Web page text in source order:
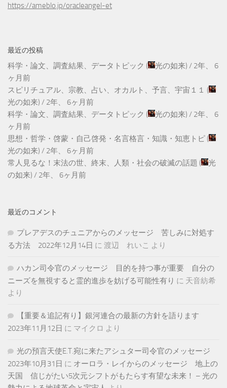
https://ameblo.jp/oracleangel-et
最近の投稿
科学・論文、調査結果、データトピック ( 光の如来) / 2年、 6
ヶ月前
スピリチュアル、宗教、占い、オカルト、予言、宇宙１１ (
光の如来) / 2年、 6ヶ月前
科学・論文、調査結果、データトピック ( 光の如来) / 2年、 6
ヶ月前
思想・哲学・啓蒙・自己啓発・名言格言・知識・知恵トピ (
光の如来) / 2年、 6ヶ月前
常人見るな！末法の世、終末、人類・社会の破滅の話題 (
光
の如来) / 2年、 6ヶ月前
最近のコメント
プレアデスのチュニアからのメッセージ 苦しみに対処す
る方法 2022年12月14日 に 渡辺 れいこ より
ハカン司令官のメッセージ 目的を持つ事が重要 自分の
ニーズを無視すると霊的進歩を妨げる可能性有り に 天音紡希
より
【重要＆追記有り】銀河連合の最新の方針を語ります
2023年11月12日 に マイクロ より
光の預言天使E.T.宛に来たアシュター司令官のメッセージ
2023年10月31日 に オーロラ・レイからのメッセージ 地上の
天国 信じがたい5次元シフトがもたらす有望な未来！ – 光の